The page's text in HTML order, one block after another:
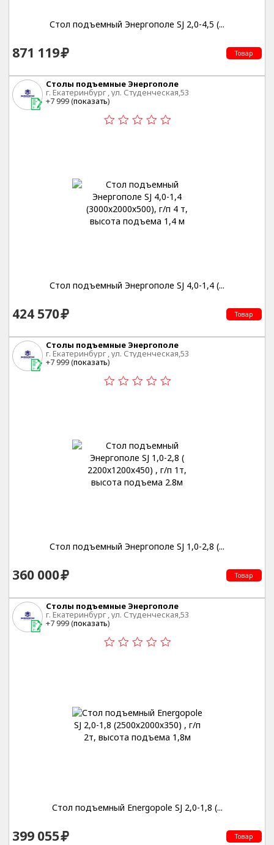
Стол подъемный Энергополе SJ 2,0-4,5 (...
871 119 Товар
Столы подъемные Энергополе
г. Екатеринбург , ул. Студенческая,53
+7 999 (показать)
Стол подъемный Энергополе SJ 4,0-1,4 (...
424 570 Товар
Столы подъемные Энергополе
г. Екатеринбург , ул. Студенческая,53
+7 999 (показать)
Стол подъемный Энергополе SJ 1,0-2,8 (...
360 000 Товар
Столы подъемные Энергополе
г. Екатеринбург , ул. Студенческая,53
+7 999 (показать)
Стол подъемный Energopole SJ 2,0-1,8 (...
399 055 Товар